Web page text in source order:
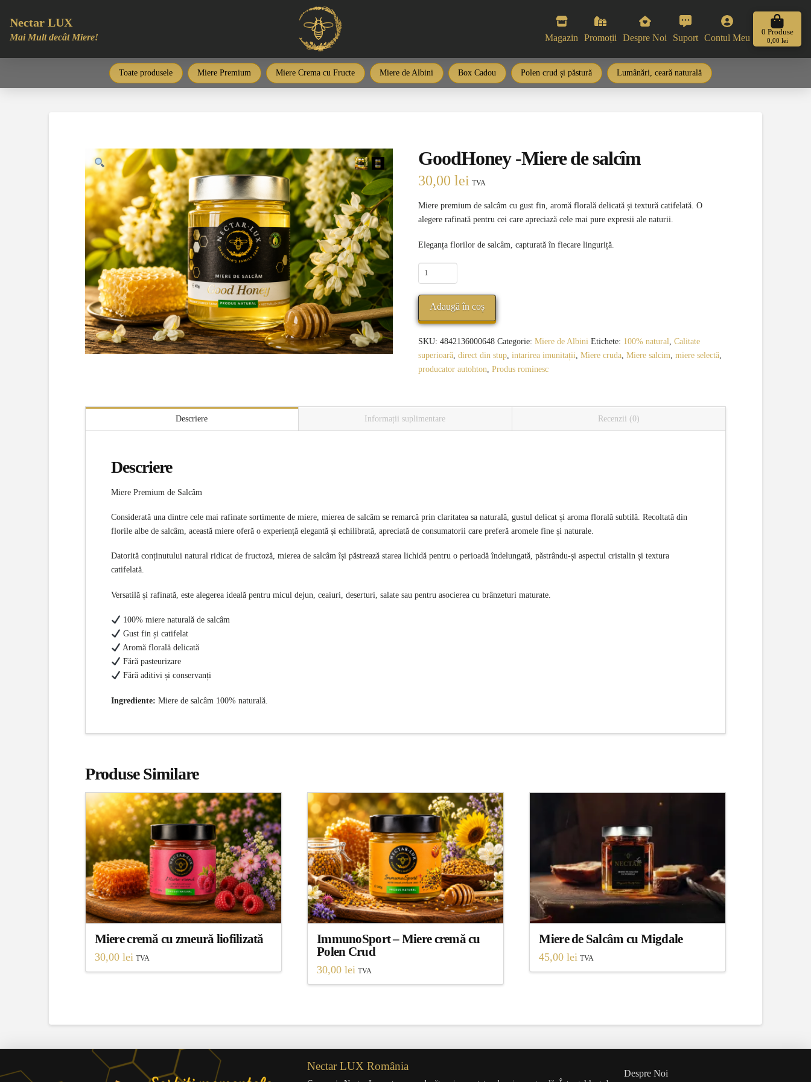
Nectar LUX
Mai Mult decât Miere! Magazin Promoții Despre Noi Suport Contul Meu
0 Produse
0,00 lei
Toate produsele Miere Premium Miere Crema cu Fructe Miere de Albini Box Cadou Polen crud și păstură Lumânări, ceară naturală
GoodHoney -Miere de salcîm
30,00lei TVA
Miere premium de salcâm cu gust fin, aromă florală delicată și textură catifelată. O
alegere rafinată pentru cei care apreciază cele mai pure expresii ale naturii.
Eleganța florilor de salcâm, capturată în fiecare linguriță.
Cantitate
GoodHoney
-
Miere
de
salcîm
Adaugă în coș
SKU:4842136000648 Categorie:Miere de Albini Etichete: 100% natural,Calitate
superioară,direct din stup,intarirea imunitații,Miere cruda,Miere salcim,miere selectă,
producator autohton,Produs rominesc
Descriere Informații suplimentare Recenzii (0)
Descriere
Miere Premium de Salcâm
Considerată una dintre cele mai rafinate sortimente de miere, mierea de salcâm se remarcă prin claritatea sa naturală, gustul delicat și aroma florală subtilă. Recoltată din
florile albe de salcâm, această miere oferă o experiență elegantă și echilibrată, apreciată de consumatorii care preferă aromele fine și naturale.
Datorită conținutului natural ridicat de fructoză, mierea de salcâm își păstrează starea lichidă pentru o perioadă îndelungată, păstrându-și aspectul cristalin și textura
catifelată.
Versatilă și rafinată, este alegerea ideală pentru micul dejun, ceaiuri, deserturi, salate sau pentru asocierea cu brânzeturi maturate.
100% miere naturală de salcâm
Gust fin și catifelat
Aromă florală delicată
Fără pasteurizare
Fără aditivi și conservanți
Ingrediente: Miere de salcâm 100% naturală.
Produse Similare
Miere cremă cu zmeură liofilizată
30,00 lei TVA
ImmunoSport – Miere cremă cu
Polen Crud
30,00lei TVA
Miere de Salcâm cu Migdale
45,00lei TVA
Nectar LUX România
Despre Noi